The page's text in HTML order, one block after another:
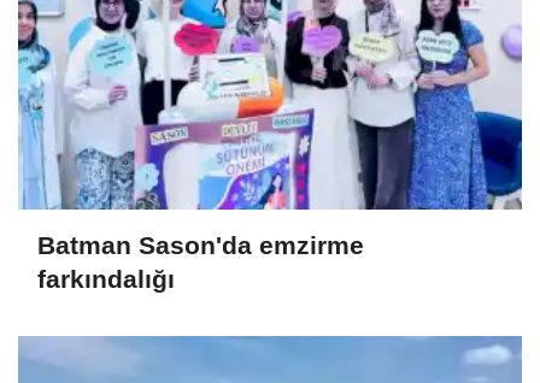
Batman Sason'da emzirme
farkındalığı